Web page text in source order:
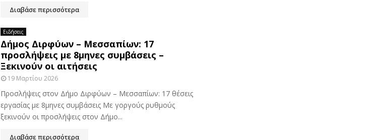
Διαβάσε περισσότερα
Ειδήσεις
Δήμος Διρφύων – Μεσσαπίων: 17
προσλήψεις με 8μηνες συμβάσεις –
Ξεκινούν οι αιτήσεις
19 Μαρτίου 2026
Προσλήψεις στον Δήμο Διρφύων – Μεσσαπίων: 17 θέσεις
εργασίας με 8μηνες συμβάσεις Με γοργούς ρυθμούς
ξεκινούν οι προσλήψεις στον Δήμο...
Διαβάσε περισσότερα